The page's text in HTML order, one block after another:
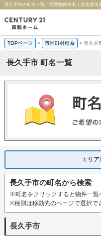
長久手市の町名一覧｜売買物件検索｜名古屋
TOPページ > 市区町村検索 > 長久手
長久手市 町名一覧
エリ
長久手市の町名から検索
※町名をクリックすると物件一覧
※種別は移動先のページで選択で
長久手市